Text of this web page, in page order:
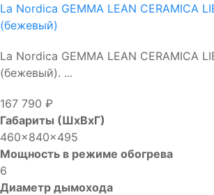
La Nordica GEMMA LEAN CERAMICA
(бежевый)
La Nordica GEMMA LEAN CERAMICA
(бежевый). ...
167 790 ₽
Габариты (ШхВхГ)
460x840x495
Мощность в режиме обогрева
6
Диаметр дымохода